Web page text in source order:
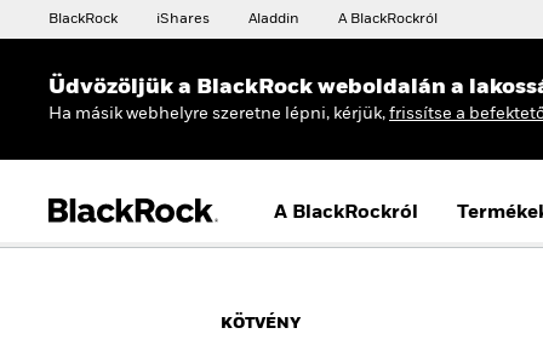
BlackRock iShares Aladdin A BlackRockról
Üdvözöljük a BlackRock weboldalán a
Ha másik webhelyre szeretne lépni, kérjük, frissítse a
A BlackRockról
KÖTVÉNY